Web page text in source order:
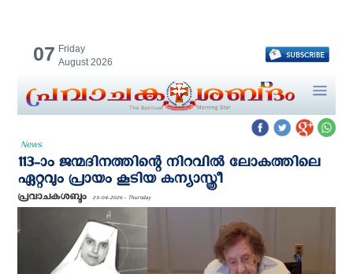
07 Friday
August 2026
News
113-ാം ജന്മദിനത്തിന്റെ നിറവില്‍ ലോകത്തിലെ
ഏറ്റവും പ്രായം കൂടിയ കന്യാസ്ത്രീ
പ്രവാചകശബ്ദം 23-04-2026 - Thursday